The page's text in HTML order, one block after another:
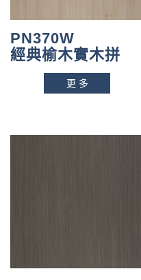
PN370W
經典榆木實木拼
更多